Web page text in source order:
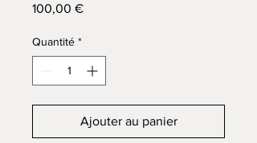
100,00 €Prix
Quantité *
Ajouter au panier